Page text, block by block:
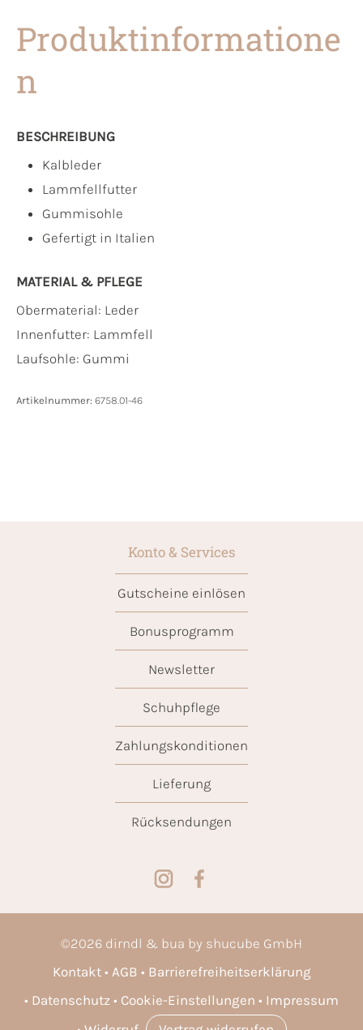
Produktinformatione
n
BESCHREIBUNG
Kalbleder
Lammfellfutter
Gummisohle
Gefertigt in Italien
MATERIAL & PFLEGE
Obermaterial: Leder
Innenfutter: Lammfell
Laufsohle: Gummi
Artikelnummer: 6758.01-46
Konto & Services
Gutscheine einlösen
Bonusprogramm
Newsletter
Schuhpflege
Zahlungskonditionen
Lieferung
Rücksendungen
©2026 dirndl & bua by shucube GmbH
Kontakt
AGB
Barrierefreiheitserklärung
Datenschutz
Cookie-Einstellungen
Impressum